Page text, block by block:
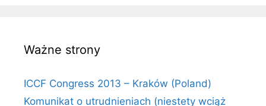
Ważne strony
ICCF Congress 2013 – Kraków (Poland)
Komunikat o utrudnieniach (niestety wciąż